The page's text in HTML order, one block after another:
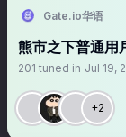
Gate.io华语
熊市之下普通用
201 tuned in Jul 19,
+2